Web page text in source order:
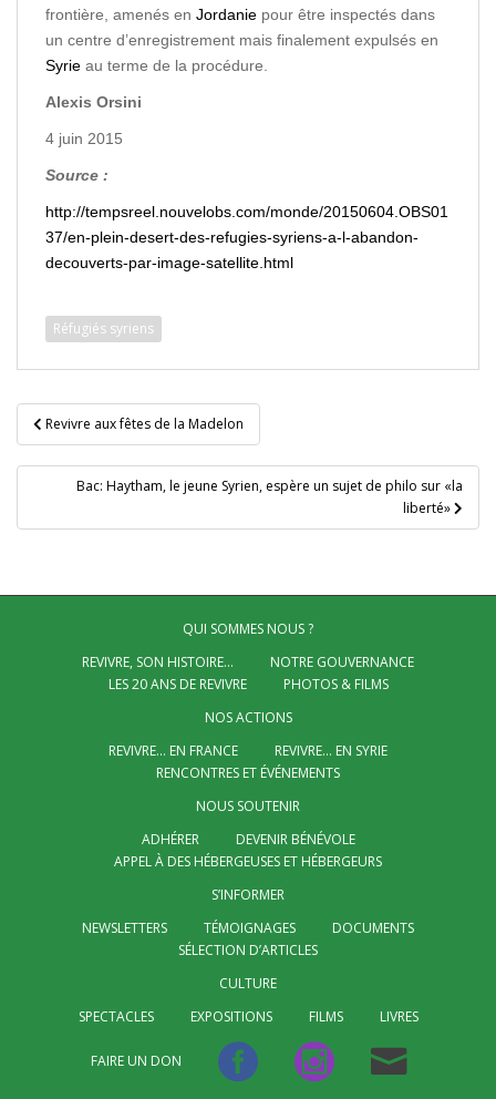
frontière, amenés en Jordanie pour être inspectés dans
un centre d’enregistrement mais finalement expulsés en
Syrie au terme de la procédure.
Alexis Orsini
4 juin 2015
Source :
http://tempsreel.nouvelobs.com/monde/20150604.OBS01
37/en-plein-desert-des-refugies-syriens-a-l-abandon-
decouverts-par-image-satellite.html
Réfugiés syriens
Navigation
de
l’article
Revivre aux fêtes de la Madelon
Bac: Haytham, le jeune Syrien, espère un sujet de philo sur «la
liberté»
QUI SOMMES NOUS ?
REVIVRE, SON HISTOIRE…
NOTRE GOUVERNANCE
LES 20 ANS DE REVIVRE
PHOTOS & FILMS
NOS ACTIONS
REVIVRE… EN FRANCE
REVIVRE… EN SYRIE
RENCONTRES ET ÉVÉNEMENTS
NOUS SOUTENIR
ADHÉRER
DEVENIR BÉNÉVOLE
APPEL À DES HÉBERGEUSES ET HÉBERGEURS
S’INFORMER
NEWSLETTERS
TÉMOIGNAGES
DOCUMENTS
SÉLECTION D’ARTICLES
CULTURE
SPECTACLES
EXPOSITIONS FILMS LIVRES
FAIRE UN DON